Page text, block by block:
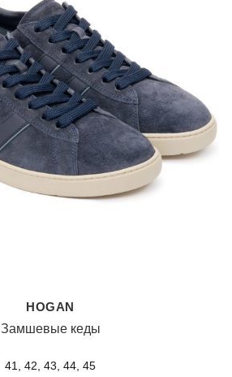
HOGAN
Замшевые кеды
41, 42, 43, 44, 45